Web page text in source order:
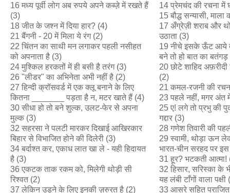
16 मध्य पूर्वी लोग अब रुपये अपने कब्ज़े में रखते हैं
(3)
18 जीत के जश्न में दिया हार? (4)
21 बैंगनी - 20 में मिला ये रंग (2)
22 चिंतन का साथी मन लगाकर पहली नसीहत
को अपनाता है (3)
24 मुश्किल हरकतों में ही बसी है तरंग (3)
26 "लीडर" का अभिनेता अभी नहीं है (2)
27 हिन्दी क्रॉसवर्ड में एक क्लू बनाने के लिए
कितना _______ पड़ता है न, मटर खाते हैं (4)
30 सीधा हो तो बने शुल्क, उलट-फेर से अपना
मुल्क (3)
32 सहरसा ने पलटी मारकर दिखाई आखिरकार
बिहार से विभाजित होने की दिलेरी (3)
34 बर्दाश्त कर, एकाध लात खा ले - यही हिदायत
है (3)
36 एकटक ताक रकम को, मिलेगी थोड़ी सी
रिश्वत (2)
37 लेकिन उड़ने के लिए इनकी ज़रुरत है (2)
14 प्रेमचंद की रचना में
15 बौद्ध सन्यासी,
17 अँग्रेज़ी शराब और
उठाता (3)
19 नीचे इसके ऊँट आये
बने तो हो बात का
20 छोटे शाहिद
(2)
21 कमल-रजनी की
23 पहले नहीं, मगर अंत
25 ए! लगे तो प्रभु की
गद्दार (3)
28 गणेश तिवारी की
29 स्वामी, थोड़ा ऊन
भारत-चीन सरहद पर
31 हूर? भटकती आत्मा!
32 हिसार, सरिस्का के
यह लंबी टाँगों वाला पक्षी
33 आसरे सहित